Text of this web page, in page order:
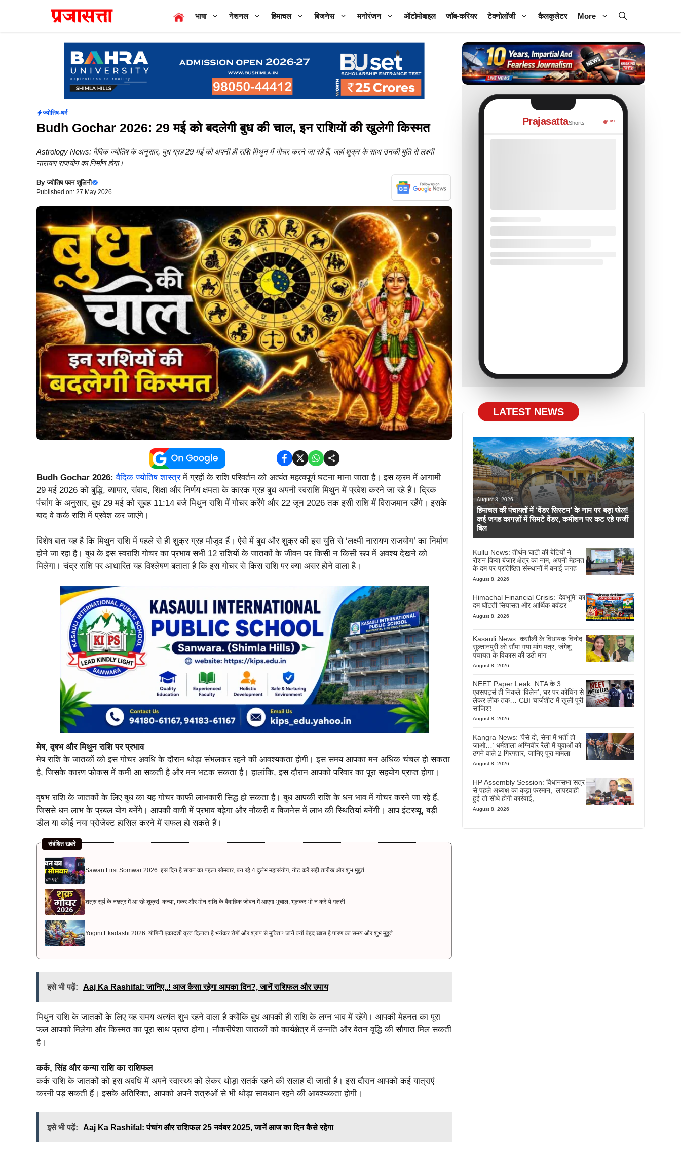
content
भाषा नेशनल हिमाचल बिजनेस मनोरंजन ऑटोमोबाइल जॉब-करियर टेक्नोलॉजी कैलकुलेटर More
ज्योतिष-धर्म
Budh Gochar 2026: 29 मई को बदलेगी बुध की चाल, इन राशियों की खुलेगी किस्मत
Astrology News: वैदिक ज्योतिष के अनुसार, बुध ग्रह 29 मई को अपनी ही राशि मिथुन में गोचर करने जा रहे हैं, जहां शुक्र के साथ उनकी युति से लक्ष्मी
नारायण राजयोग का निर्माण होगा।
Byज्योतिष पवन शूलिनी
Published on: 27 May 2026
Budh Gochar 2026: वैदिक ज्योतिष शास्त्रमें ग्रहों के राशि परिवर्तन को अत्यंत महत्वपूर्ण घटना माना जाता है। इस क्रम में आगामी
29 मई 2026 को बुद्धि, व्यापार, संवाद, शिक्षा और निर्णय क्षमता के कारक ग्रह बुध अपनी स्वराशि मिथुन में प्रवेश करने जा रहे हैं। द्रिक
पंचांग के अनुसार, बुध 29 मई को सुबह 11:14 बजे मिथुन राशि में गोचर करेंगे और 22 जून 2026 तक इसी राशि में विराजमान रहेंगे। इसके
बाद वे कर्क राशि में प्रवेश कर जाएंगे।
विशेष बात यह है कि मिथुन राशि में पहले से ही शुक्र ग्रह मौजूद हैं। ऐसे में बुध और शुक्र की इस युति से ‘लक्ष्मी नारायण राजयोग’ का निर्माण
होने जा रहा है। बुध के इस स्वराशि गोचर का प्रभाव सभी 12 राशियों के जातकों के जीवन पर किसी न किसी रूप में अवश्य देखने को
मिलेगा। चंद्र राशि पर आधारित यह विश्लेषण बताता है कि इस गोचर से किस राशि पर क्या असर होने वाला है।
मेष, वृषभ और मिथुन राशि पर प्रभाव
मेष राशि के जातकों को इस गोचर अवधि के दौरान थोड़ा संभलकर रहने की आवश्यकता होगी। इस समय आपका मन अधिक चंचल हो सकता
है, जिसके कारण फोकस में कमी आ सकती है और मन भटक सकता है। हालांकि, इस दौरान आपको परिवार का पूरा सहयोग प्राप्त होगा।
वृषभ राशि के जातकों के लिए बुध का यह गोचर काफी लाभकारी सिद्ध हो सकता है। बुध आपकी राशि के धन भाव में गोचर करने जा रहे हैं,
जिससे धन लाभ के प्रबल योग बनेंगे। आपकी वाणी में प्रभाव बढ़ेगा और नौकरी व बिजनेस में लाभ की स्थितियां बनेंगी। आप इंटरव्यू, बड़ी
डील या कोई नया प्रोजेक्ट हासिल करने में सफल हो सकते हैं।
संबंधित खबरें
Sawan First Somwar 2026: इस दिन है सावन का पहला सोमवार, बन रहे 4 दुर्लभ महासंयोग; नोट करें सही तारीख और शुभ मुहूर्त
शत्रु सूर्य के नक्षत्र में आ रहे शुक्र! कन्या, मकर और मीन राशि के वैवाहिक जीवन में आएगा भूचाल, भूलकर भी न करें ये गलती
Yogini Ekadashi 2026: योगिनी एकादशी व्रत दिलाता है भयंकर रोगों और श्राप से मुक्ति? जानें क्यों बेहद खास है पारण का समय और शुभ मुहूर्त
इसे भी पढ़ें: Aaj Ka Rashifal: जानिए..! आज कैसा रहेगा आपका दिन?, जानें राशिफल और उपाय
मिथुन राशि के जातकों के लिए यह समय अत्यंत शुभ रहने वाला है क्योंकि बुध आपकी ही राशि के लग्न भाव में रहेंगे। आपकी मेहनत का पूरा
फल आपको मिलेगा और किस्मत का पूरा साथ प्राप्त होगा। नौकरीपेशा जातकों को कार्यक्षेत्र में उन्नति और वेतन वृद्धि की सौगात मिल सकती
है।
कर्क, सिंह और कन्या राशि का राशिफल
कर्क राशि के जातकों को इस अवधि में अपने स्वास्थ्य को लेकर थोड़ा सतर्क रहने की सलाह दी जाती है। इस दौरान आपको कई यात्राएं
करनी पड़ सकती हैं। इसके अतिरिक्त, आपको अपने शत्रुओं से भी थोड़ा सावधान रहने की आवश्यकता होगी।
इसे भी पढ़ें: Aaj Ka Rashifal: पंचांग और राशिफल 25 नवंबर 2025, जानें आज का दिन कैसे रहेगा
PrajasattaShorts LIVE
LATEST NEWS
August 8, 2026
हिमाचल की पंचायतों में ‘वेंडर सिस्टम’ के नाम पर बड़ा खेल!
कई जगह कागज़ों में सिमटे वेंडर, कमीशन पर कट रहे फर्जी
बिल
Kullu News: तीर्थन घाटी की बेटियों ने
रोशन किया बंजार क्षेत्र का नाम, अपनी मेहनत
के दम पर प्रतिष्ठित संस्थानों में बनाई जगह
August 8, 2026
Himachal Financial Crisis: ‘देवभूमि’ का
दम घोंटती सियासत और आर्थिक बवंडर
August 8, 2026
Kasauli News: कसौली के विधायक विनोद
सुल्तानपुरी को सौंपा गया मांग पत्र, जंगेशु
पंचायत के विकास की उठी मांग
August 8, 2026
NEET Paper Leak: NTA के 3
एक्सपर्ट्स ही निकले ‘विलेन’, घर पर कोचिंग से
लेकर लीक तक… CBI चार्जशीट में खुली पूरी
साजिश!
August 8, 2026
Kangra News: ‘पैसे दो, सेना में भर्ती हो
जाओ…’ धर्मशाला अग्निवीर रैली में युवाओं को
ठगने वाले 2 गिरफ्तार, जानिए पूरा मामला
August 8, 2026
HP Assembly Session: विधानसभा सत्र
से पहले अध्यक्ष का कड़ा फरमान, ‘लापरवाही
हुई तो सीधे होगी कार्रवाई,
August 8, 2026